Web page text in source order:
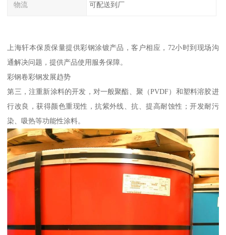
物流 可配送到厂
上海轩本保质保量提供彩钢涂镀产品，客户相应，72小时到现场沟
通解决问题，提供产品使用服务保障。
彩钢卷彩钢发展趋势
第三，注重新涂料的开发，对一般聚酯、聚（PVDF）和塑料溶胶进
行改良，获得颜色重现性，抗紫外线、抗、提高耐蚀性；开发耐污
染、吸热等功能性涂料。